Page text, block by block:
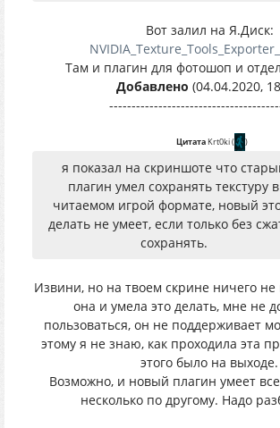
Вот залил на Я.Диск:
Там и плагин для фотошоп и
Добавлено (04.04.2020,
ЦитатаKrt0ki( )
я показал на скриншоте что
плагин умел сохранять текстуру в
читаемом игрой формате, новый
делать не умеет, если только без
сохранять.
Извини, но на твоем скрине ничего
она и умела это делать, мне не
пользоваться, он не поддерживает
этому я не знаю, как проходила эта
этого было на выходе.
Возможно, и новый плагин умеет
несколько по другому. Надо